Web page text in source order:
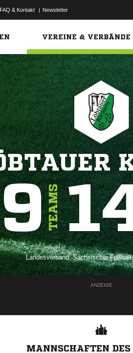
FAQ & Kontakt | Newsletter
VEREINE & VERBÄNDE
TEAMS
Landesverband:Sächsischer
ANZEIGE
MANNSCHAFTEN